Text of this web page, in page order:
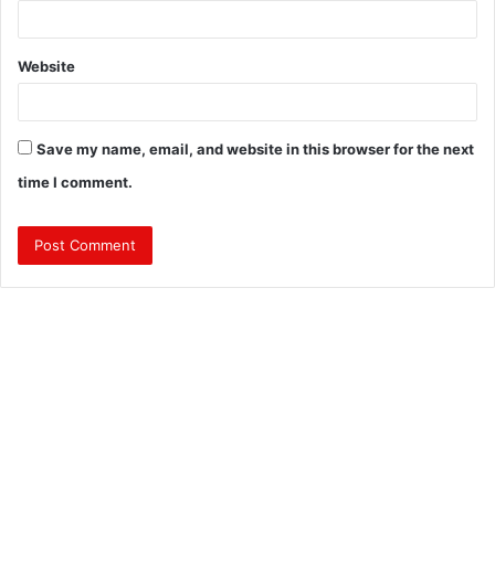
Website
Save my name, email, and website in this browser for the next
time I comment.